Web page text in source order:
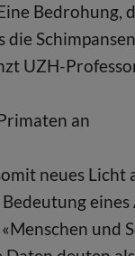
die
UZH-
an
neues